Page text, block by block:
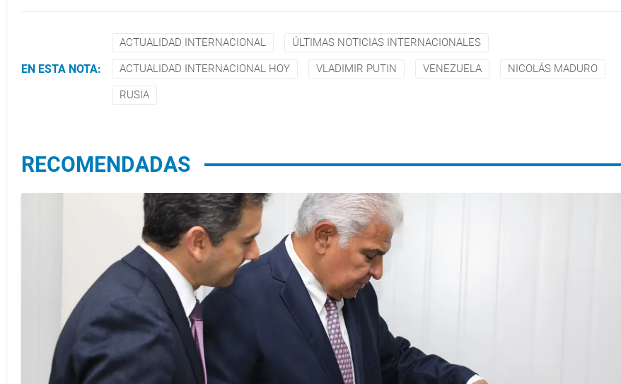
EN ESTA NOTA:
ACTUALIDAD INTERNACIONAL ÚLTIMAS NOTICIAS INTERNACIONALES
ACTUALIDAD INTERNACIONAL HOY VLADIMIR PUTIN VENEZUELA NICOLÁS MADURO
RUSIA
RECOMENDADAS